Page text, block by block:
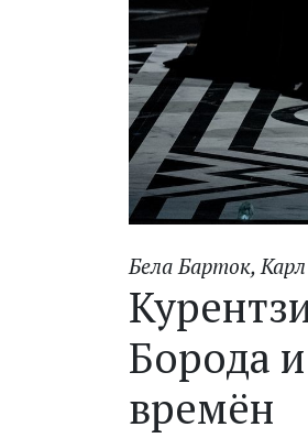
Бела Барток,
Борода
времён